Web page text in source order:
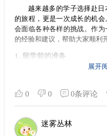
越来越多的学子选择赴
的旅程，更是一次成长的机
会面临各种各样的挑战。作
的经验和建议，帮助大家顺利
1. 留学前的准备
在决定留学之前，你需
请本科还是研究生，学校的选
语言能力的提升是必要的。
语依然是日常生活中必不可
展开
0 0 0条评论
迷雾丛林